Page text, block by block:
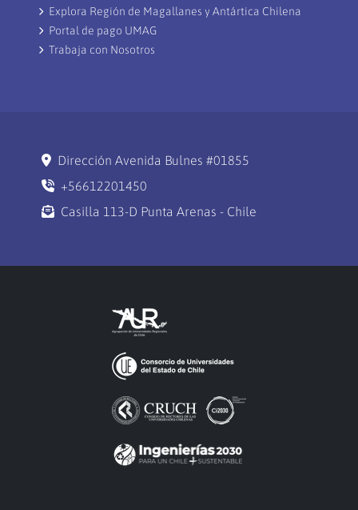
Explora Región de Magallanes y Antártica Chilena
Portal de pago UMAG
Trabaja con Nosotros
Dirección Avenida Bulnes #01855
+56612201450
Casilla 113-D Punta Arenas - Chile